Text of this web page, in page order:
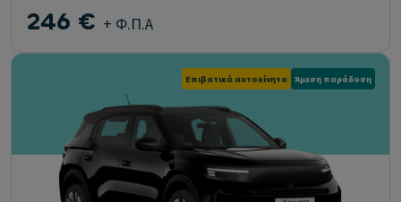
246 € + Φ.Π.Α
Επιβατικά αυτοκίνητα Άμεση παράδοση